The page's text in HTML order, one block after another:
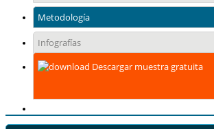
Metodología
Infografías
Descargar muestra gratuita